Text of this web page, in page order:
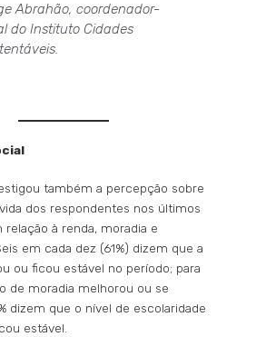
Abrahão, coordenador-
do Instituto Cidades
também a percepção sobre
dos respondentes nos últimos
relação à renda, moradia e
em cada dez (61%) dizem que a
ou ficou estável no período; para
de moradia melhorou ou se
dizem que o nível de escolaridade
estável.